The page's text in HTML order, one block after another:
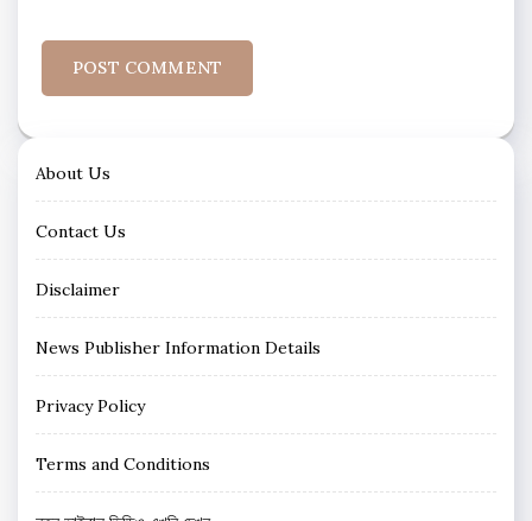
About Us
Contact Us
Disclaimer
News Publisher Information Details
Privacy Policy
Terms and Conditions